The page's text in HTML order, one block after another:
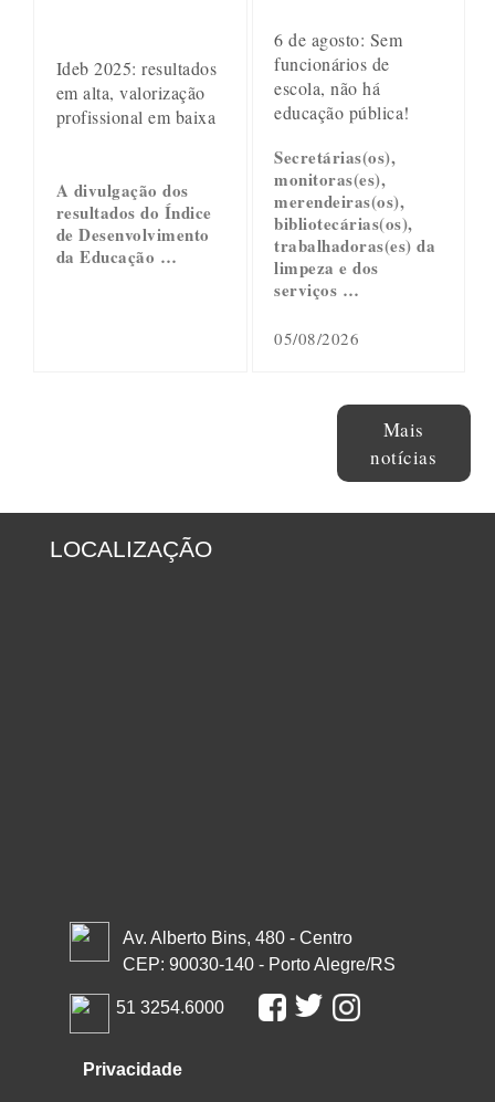
Ideb 2025: resultados
em alta, valorização
profissional em baixa
A divulgação dos
resultados do Índice
de Desenvolvimento
da Educação …
6 de agosto: Sem
funcionários de
escola, não há
educação pública!
Secretárias(os),
monitoras(es),
merendeiras(os),
bibliotecárias(os),
trabalhadoras(es) da
limpeza e dos
serviços …
05/08/2026
Mais
notícias
LOCALIZAÇÃO
Av. Alberto Bins, 480 - Centro
CEP: 90030-140 - Porto Alegre/RS
51 3254.6000
Privacidade